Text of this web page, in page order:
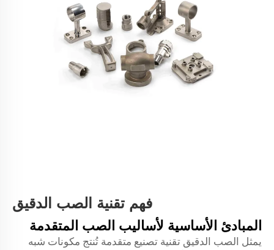
فهم تقنية الصب الدقيق
المبادئ الأساسية لأساليب الصب المتقدمة
يمثل الصب الدقيق تقنية تصنيع متقدمة تُنتج مكونات شبه